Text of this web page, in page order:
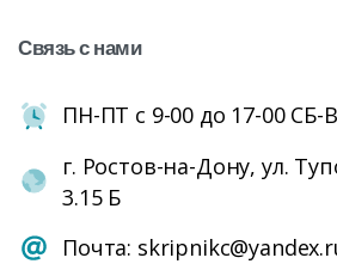
Связьснами
ПН-ПТ с 9-00 до 17-00
г. Ростов-на-Дону, ул.
3.15 Б
Почта: